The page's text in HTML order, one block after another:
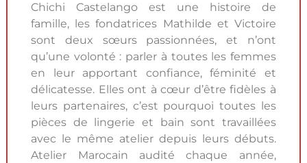
Chichi Castelango est une histoire de
famille, les fondatrices Mathilde et Victoire
sont deux sœurs passionnées, et n’ont
qu’une volonté : parler à toutes les femmes
en leur apportant confiance, féminité et
délicatesse. Elles ont à cœur d’être fidèles à
leurs partenaires, c’est pourquoi toutes les
pièces de lingerie et bain sont travaillées
avec le même atelier depuis leurs débuts.
Atelier Marocain audité chaque année,